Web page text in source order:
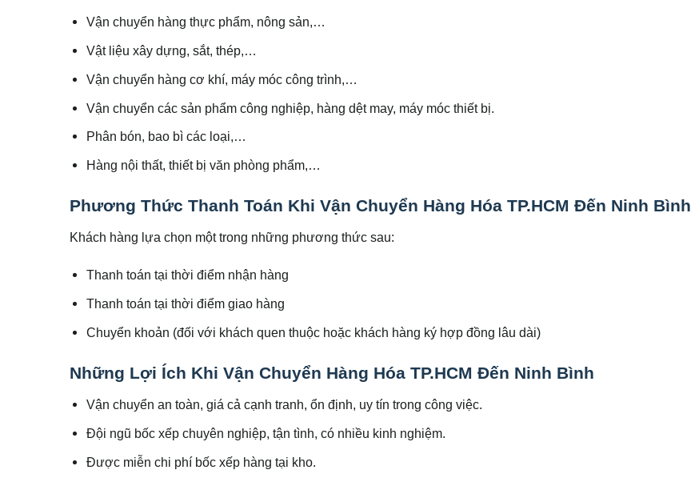
Vận chuyển hàng thực phẩm, nông sản,…
Vật liệu xây dựng, sắt, thép,…
Vận chuyển hàng cơ khí, máy móc công trình,…
Vận chuyển các sản phẩm công nghiệp, hàng dệt may, máy móc thiết bị.
Phân bón, bao bì các loại,…
Hàng nội thất, thiết bị văn phòng phẩm,…
Phương Thức Thanh Toán Khi Vận Chuyển Hàng Hóa TP.HCM Đến Ninh Bình
Khách hàng lựa chọn một trong những phương thức sau:
Thanh toán tại thời điểm nhận hàng
Thanh toán tại thời điểm giao hàng
Chuyển khoản (đối với khách quen thuộc hoặc khách hàng ký hợp đồng lâu dài)
Những Lợi Ích Khi Vận Chuyển Hàng Hóa TP.HCM Đến Ninh Bình
Vận chuyển an toàn, giá cả cạnh tranh, ổn định, uy tín trong công việc.
Đội ngũ bốc xếp chuyên nghiệp, tận tình, có nhiều kinh nghiệm.
Được miễn chi phí bốc xếp hàng tại kho.